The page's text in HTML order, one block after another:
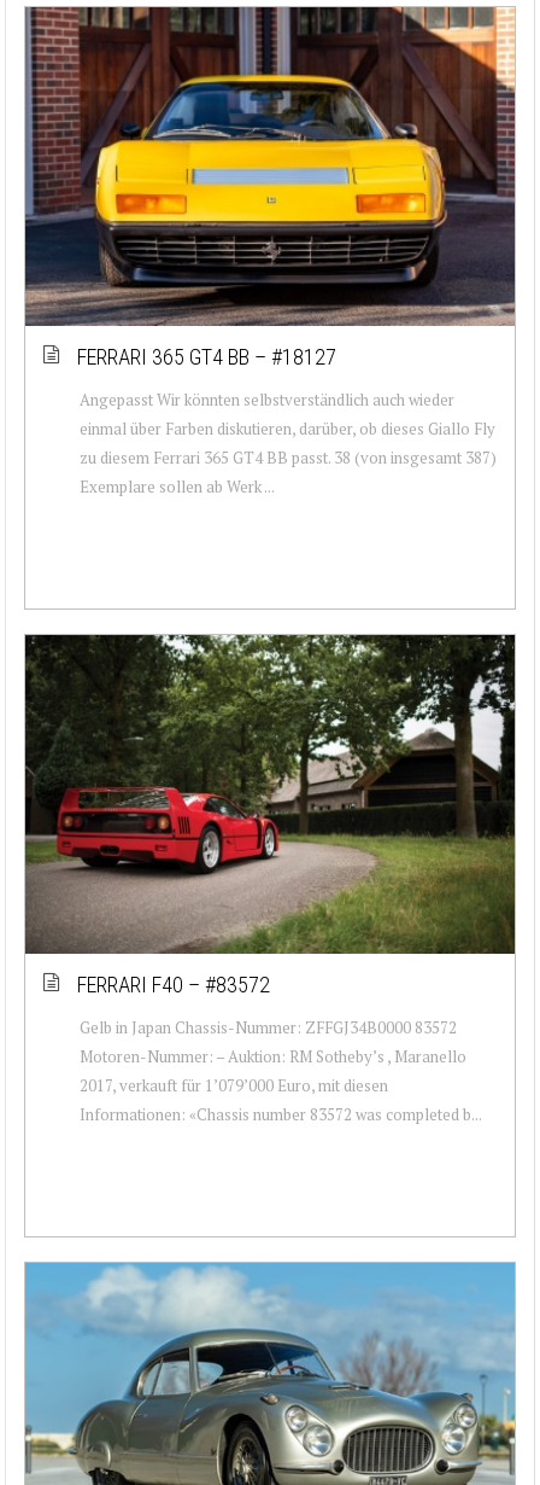
FERRARI 365 GT4 BB – #18127
Angepasst Wir könnten selbstverständlich auch wieder
einmal über Farben diskutieren, darüber, ob dieses Giallo Fly
zu diesem Ferrari 365 GT4 BB passt. 38 (von insgesamt 387)
Exemplare sollen ab Werk ...
FERRARI F40 – #83572
Gelb in Japan Chassis-Nummer: ZFFGJ34B0000 83572
Motoren-Nummer: – Auktion: RM Sotheby’s , Maranello
2017, verkauft für 1’079’000 Euro, mit diesen
Informationen: «Chassis number 83572 was completed b...